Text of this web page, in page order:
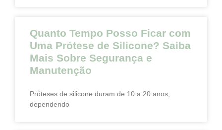
Quanto Tempo Posso Ficar com
Uma Prótese de Silicone? Saiba
Mais Sobre Segurança e
Manutenção
Próteses de silicone duram de 10 a 20 anos,
dependendo